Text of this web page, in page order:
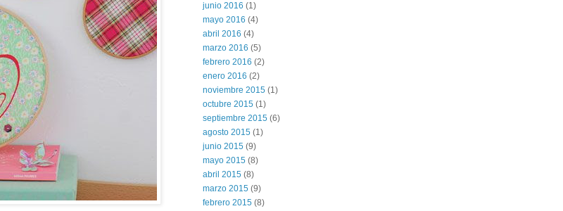
junio 2016 (1)
mayo 2016 (4)
abril 2016 (4)
marzo 2016 (5)
febrero 2016 (2)
enero 2016 (2)
noviembre 2015 (1)
octubre 2015 (1)
septiembre 2015 (6)
agosto 2015 (1)
junio 2015 (9)
mayo 2015 (8)
abril 2015 (8)
marzo 2015 (9)
febrero 2015 (8)